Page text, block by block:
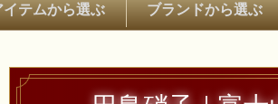
イテムから選ぶ ブランドから選ぶ